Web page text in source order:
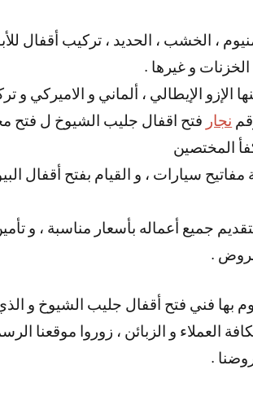
، الخشب ، الحديد ، تركيب أقفال
و غيرها .
الإزو الإيطالي ، ألماني و الاميركي
نجار فتح اقفال جليب الشيوخ ل فتح
المختصين
سيارات ، و القيام بفتح أقفال
جميع أعماله بأسعار مناسبة ، و
.
بها فني فتح أقفال جليب الشيوخ و
العملاء و الزبائن ، زوروا موقعنا
.